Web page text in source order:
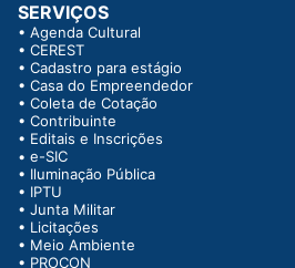
SERVIÇOS
• Agenda Cultural
• CEREST
• Cadastro para estágio
• Casa do Empreendedor
• Coleta de Cotação
• Contribuinte
• Editais e Inscrições
• e-SIC
• Iluminação Pública
• IPTU
• Junta Militar
• Licitações
• Meio Ambiente
• PROCON